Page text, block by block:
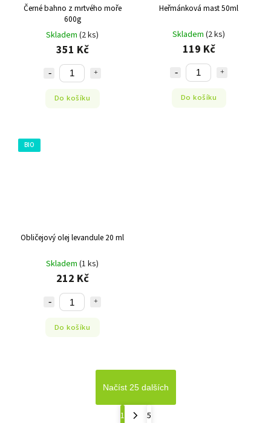
Černé bahno z mrtvého moře
600g
Skladem (2 ks)
351 Kč
Do košíku
Heřmánková mast 50ml
Skladem (2 ks)
119 Kč
Do košíku
BIO
Obličejový olej levandule 20 ml
Skladem (1 ks)
212 Kč
Do košíku
Načíst 25 dalších
1
5